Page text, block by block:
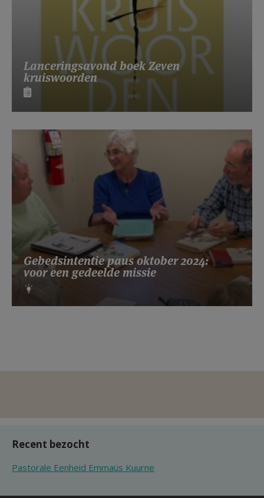
Lanceringsavond boek Zeven
kruiswoorden
Gebedsintentie paus oktober 2024:
voor een gedeelde missie
Recent bezocht
Pastorale Eenheid Emmaüs Kuurne